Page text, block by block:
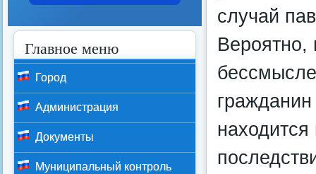
случай
Вероятно,
находится
Главное меню
Город
Администрация
Документы
Муниципальный контроль